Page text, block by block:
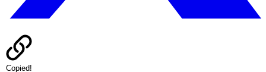
Copied!